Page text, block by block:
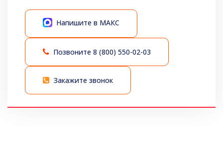
Напишите в МАКС
Позвоните 8 (800) 550-02-03
Закажите звонок